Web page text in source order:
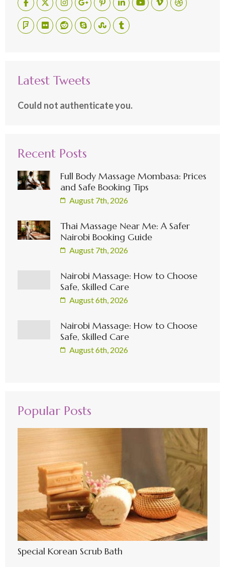
Latest Tweets
Could not authenticate you.
Recent Posts
Full Body Massage Mombasa: Prices
and Safe Booking Tips
August 7th, 2026
Thai Massage Near Me: A Safer
Nairobi Booking Guide
August 7th, 2026
Nairobi Massage: How to Choose
Safe, Skilled Care
August 6th, 2026
Nairobi Massage: How to Choose
Safe, Skilled Care
August 6th, 2026
Popular Posts
Special Korean Scrub Bath